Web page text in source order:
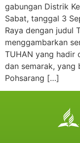
gabungan Distrik
Sabat, tanggal 3
Raya dengan judul
menggambarkan
TUHAN yang hadir
dan semarak, yang
Pohsarang […]